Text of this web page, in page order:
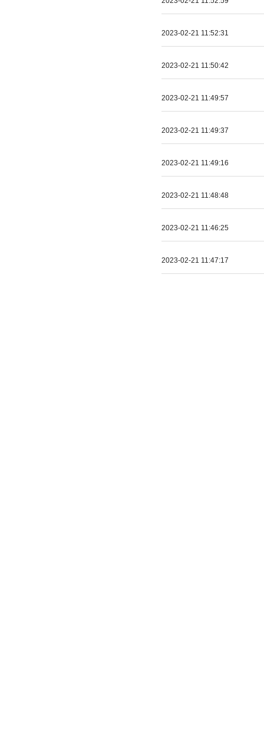
2023-02-21 11:52:31
2023-02-21 11:50:42
2023-02-21 11:49:57
2023-02-21 11:49:37
2023-02-21 11:49:16
2023-02-21 11:48:48
2023-02-21 11:46:25
2023-02-21 11:47:17